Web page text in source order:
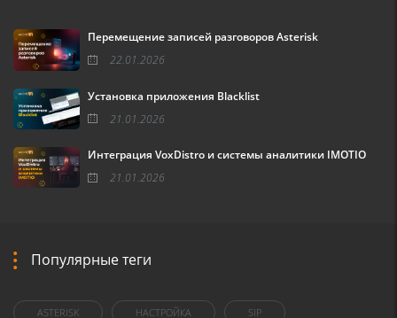
Перемещение записей разговоров Asterisk
22.01.2026
Установка приложения Blacklist
21.01.2026
Интеграция VoxDistro и системы аналитики IMOTIO
21.01.2026
Популярные теги
ASTERISK НАСТРОЙКА SIP